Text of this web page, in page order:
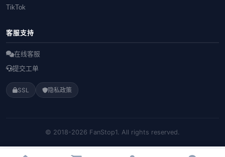
TikTok
客服支持
在线客服
提交工单
SSL 隐私政策
© 2018-2026 FanStop1. All rights reserved.